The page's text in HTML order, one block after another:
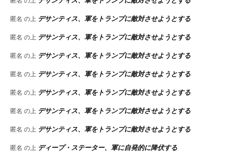
匿名 の上 デサンティス、軍をトランプに敵対させようとする
匿名 の上 デサンティス、軍をトランプに敵対させようとする
匿名 の上 デサンティス、軍をトランプに敵対させようとする
匿名 の上 デサンティス、軍をトランプに敵対させようとする
匿名 の上 デサンティス、軍をトランプに敵対させようとする
匿名 の上 デサンティス、軍をトランプに敵対させようとする
匿名 の上 デサンティス、軍をトランプに敵対させようとする
匿名 の上 ディープ・ステーター、軍に自発的に降伏する